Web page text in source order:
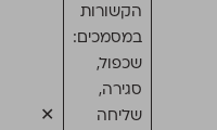
הקשורות
במסמכים:
שכפול,
סגירה,
שליחה
✕